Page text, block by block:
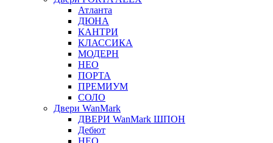
Атланта
ДЮНА
КАНТРИ
КЛАССИКА
МОДЕРН
НЕО
ПОРТА
ПРЕМИУМ
СОЛО
Двери WanMark
ДВЕРИ WanMark ШПОН
Дебют
НЕО